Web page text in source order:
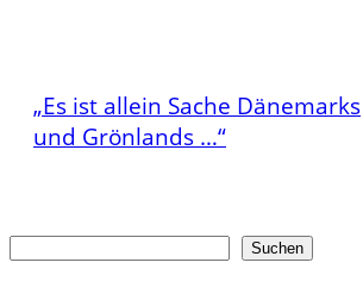
„Es ist allein Sache Dänemarks
und Grönlands …“
Suchen Suchen